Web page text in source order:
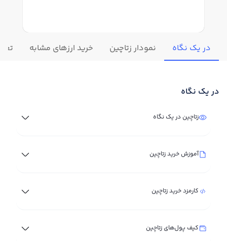
در یک نگاه نمودار زتاچین خرید ارزهای مشابه
در یک نگاه
زتاچین در یک نگاه
آموزش خرید زتاچین
کارمزد خرید زتاچین
کیف پول‌های زتاچین